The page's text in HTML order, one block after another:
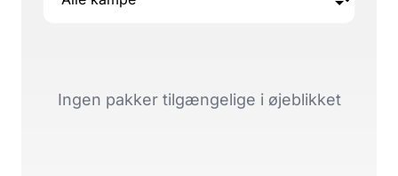
Ingen pakker tilgængelige i øjeblikket